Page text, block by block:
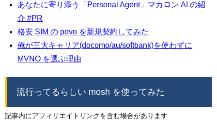
あなたに寄り添う「Personal Agent」マカロン AI の紹
介 #PR
格安 SIM の povo を新規契約してみた
俺が三大キャリア(docomo/au/softbank)を使わずに
MVNO を選ぶ理由
流行ってるらしい mosh を使ってみた
記事内にアフィリエイトリンクを含む場合があります